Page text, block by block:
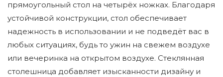
прямоугольный стол на четырёх ножках. Благодаря
устойчивой конструкции, стол обеспечивает
надежность в использовании и не подведёт вас в
любых ситуациях, будь то ужин на свежем воздухе
или вечеринка на открытом воздухе. Стеклянная
столешница добавляет изысканности дизайну и